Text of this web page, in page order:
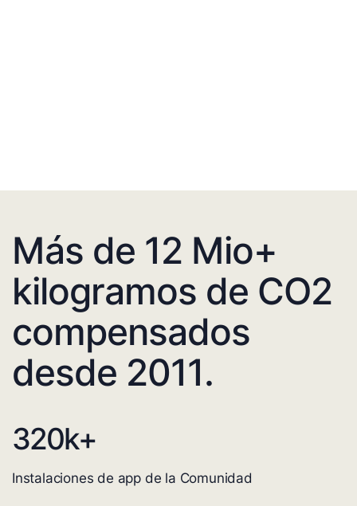
Más de 12 Mio+
kilogramos de CO2
compensados
desde 2011.
320k+
Instalaciones de app de la Comunidad